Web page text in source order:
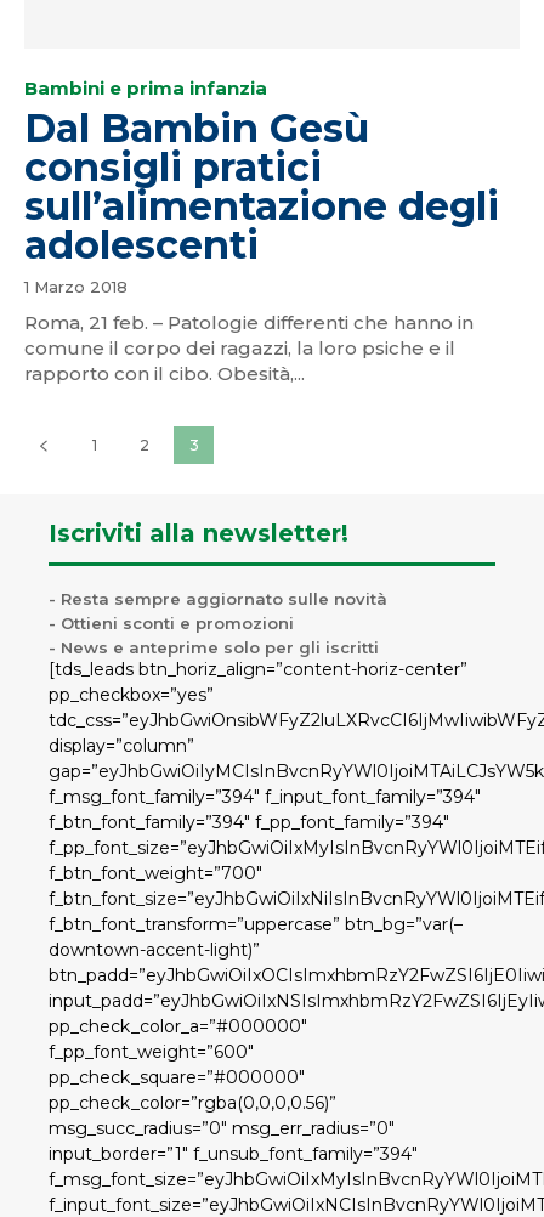
Bambini e prima infanzia
Dal Bambin Gesù
consigli pratici
sull’alimentazione degli
adolescenti
1 Marzo 2018
Roma, 21 feb. – Patologie differenti che hanno in
comune il corpo dei ragazzi, la loro psiche e il
rapporto con il cibo. Obesità,...
1 2 3
Iscriviti alla newsletter!
- Resta sempre aggiornato sulle novità
- Ottieni sconti e promozioni
- News e anteprime solo per gli iscritti
[tds_leads btn_horiz_align=”content-horiz-center”
pp_checkbox=”yes”
display=”column”
f_msg_font_family=”394″ f_input_font_family=”394″
f_btn_font_family=”394″ f_pp_font_family=”394″
f_btn_font_weight=”700″
f_btn_font_transform=”uppercase” btn_bg=”var(–
downtown-accent-light)”
pp_check_color_a=”#000000″
f_pp_font_weight=”600″
pp_check_square=”#000000″
pp_check_color=”rgba(0,0,0,0.56)”
msg_succ_radius=”0″ msg_err_radius=”0″
input_border=”1″ f_unsub_font_family=”394″